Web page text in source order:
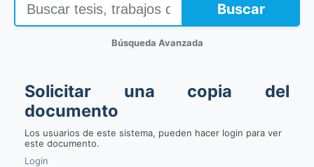
Buscar
Búsqueda Avanzada
Solicitar una copia del
documento
Los usuarios de este sistema, pueden hacer login para ver
este documento.
Login